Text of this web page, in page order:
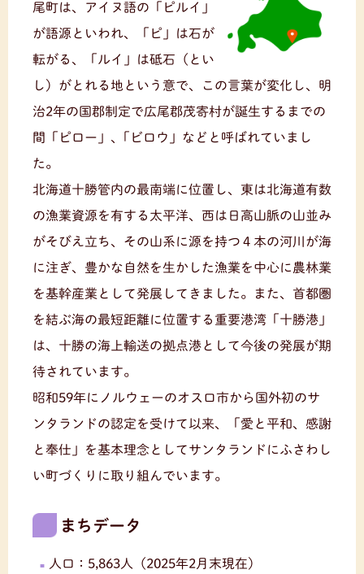
尾町は、アイヌ語の「ピルイ」
が語源といわれ、「ピ」は石が
転がる、「ルイ」は砥石（とい
し）がとれる地という意で、この言葉が変化し、明
治2年の国郡制定で広尾郡茂寄村が誕生するまでの
間「ピロー」、｢ビロウ」などと呼ばれていまし
た。
北海道十勝管内の最南端に位置し、東は北海道有数
の漁業資源を有する太平洋、西は日高山脈の山並み
がそびえ立ち、その山系に源を持つ４本の河川が海
に注ぎ、豊かな自然を生かした漁業を中心に農林業
を基幹産業として発展してきました。また、首都圏
を結ぶ海の最短距離に位置する重要港湾「十勝港」
は、十勝の海上輸送の拠点港として今後の発展が期
待されています。
昭和59年にノルウェーのオスロ市から国外初のサ
ンタランドの認定を受けて以来、「愛と平和、感謝
と奉仕」を基本理念としてサンタランドにふさわし
い町づくりに取り組んでいます。
まちデータ
人口：5,863人（2025年2月末現在）